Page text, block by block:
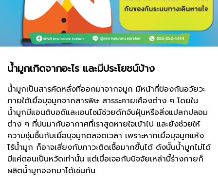
น้ำมูกเกิดจากอะไร และมีประโยชน์บ้าง
น้ำมูกเป็นสารคัดหลั่งที่ออกมาจากจมูก มีหน้าที่ป้องกันอวัยวะ
ภายใต้เยื่อบุจมูกจากสารพิษ สารระคายเคืองต่าง ๆ โดยใน
น้ำมูกมีแอนติบอดีและเอนไซม์ช่วยดักจับฝุ่นหรือสิ่งแปลกปลอม
ต่าง ๆ ที่ปนมากับอากาศที่เราสูดหายใจเข้าไป และยังช่วยให้
ความชุ่มชื้นกับเยื่อบุจมูกตลอดเวลา เพราะหากเยื่อบุจมูกแห้ง
ไร้น้ำมูก ก็อาจเสี่ยงกับภาวะติดเชื้อมากขึ้นได้ ดังนั้นน้ำมูกไม่ได้
มีแค่ตอนเป็นหวัดเท่านั้น แต่เมื่อเจอกับปัจจัยเหล่านี้ร่างกายก็
ผลิตน้ำมูกออกมาได้เช่นกัน